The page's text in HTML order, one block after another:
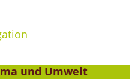
und Umwelt